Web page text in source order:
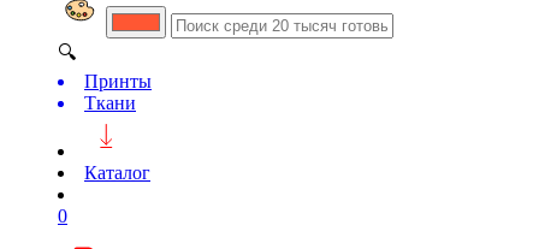
🔍
Принты
Ткани
Каталог
0